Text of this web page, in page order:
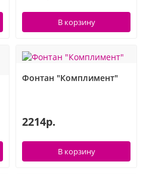
В корзину
Фонтан "Комплимент"
2214р.
В корзину